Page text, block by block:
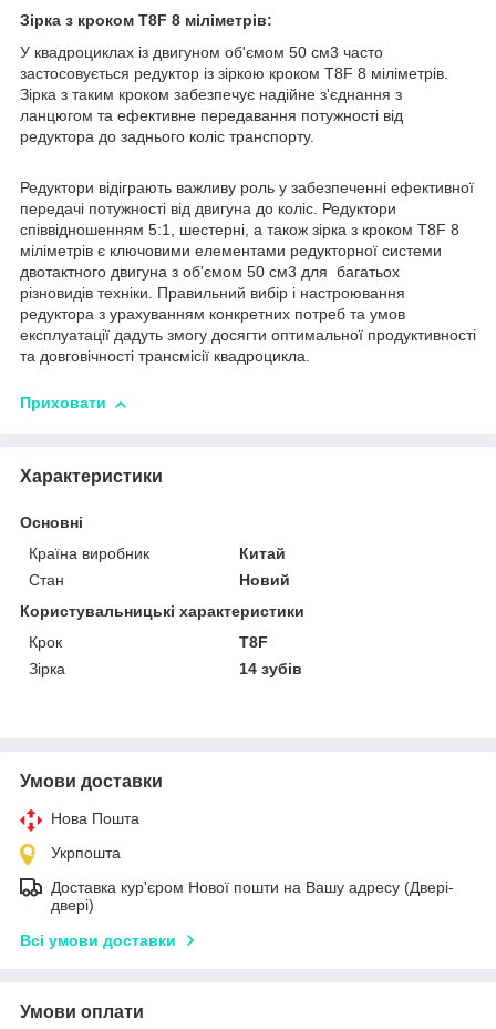
Зірка з кроком T8F 8 міліметрів:
У квадроциклах із двигуном об'ємом 50 см3 часто
застосовується редуктор із зіркою кроком T8F 8 міліметрів.
Зірка з таким кроком забезпечує надійне з'єднання з
ланцюгом та ефективне передавання потужності від
редуктора до заднього коліс транспорту.
Редуктори відіграють важливу роль у забезпеченні ефективної
передачі потужності від двигуна до коліс. Редуктори
співвідношенням 5:1, шестерні, а також зірка з кроком T8F 8
міліметрів є ключовими елементами редукторної системи
двотактного двигуна з об'ємом 50 см3 для багатьох
різновидів техніки. Правильний вибір і настроювання
редуктора з урахуванням конкретних потреб та умов
експлуатації дадуть змогу досягти оптимальної продуктивності
та довговічності трансмісії квадроцикла.
Приховати
Характеристики
Основні
Країна виробник
Китай
Стан
Новий
Користувальницькі характеристики
Крок
T8F
Зірка
14 зубів
Умови доставки
Нова Пошта
Укрпошта
Доставка кур'єром Нової пошти на Вашу адресу (Двері-
двері)
Всі умови доставки
Умови оплати